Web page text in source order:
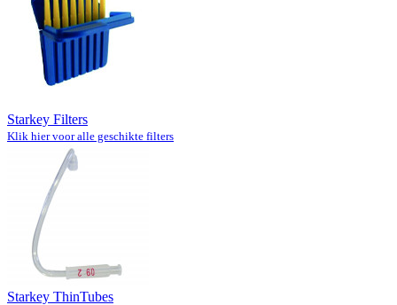
Starkey Filters
Klik hier voor alle geschikte filters
Starkey ThinTubes